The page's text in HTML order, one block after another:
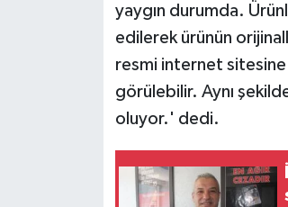
yaygın durumda.
edilerek ürünün
resmi internet sitesine
görülebilir. Aynı
oluyor.' dedi.